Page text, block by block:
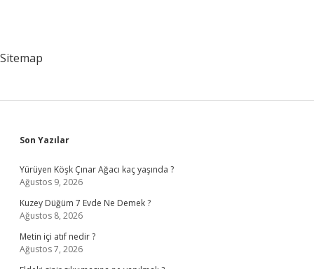
Sitemap
Sidebar
Son Yazılar
Yürüyen Köşk Çınar Ağacı kaç yaşında ?
Ağustos 9, 2026
Kuzey Düğüm 7 Evde Ne Demek ?
Ağustos 8, 2026
Metin içi atıf nedir ?
Ağustos 7, 2026